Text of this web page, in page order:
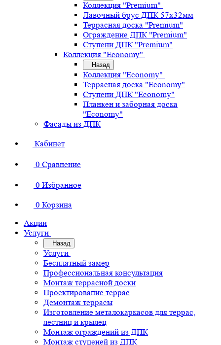
Коллекция "Premium"
Лавочный брус ДПК 57х32мм
Террасная доска "Premium"
Ограждение ДПК "Premium"
Ступени ДПК "Premium"
Коллекция "Economy"
Назад
Коллекция "Economy"
Террасная доска "Economy"
Ступени ДПК "Economy"
Планкен и заборная доска
"Economy"
Фасады из ДПК
Кабинет
0 Сравнение
0 Избранное
0 Корзина
Акции
Услуги
Назад
Услуги
Бесплатный замер
Профессиональная консультация
Монтаж террасной доски
Проектирование террас
Демонтаж террасы
Изготовление металокаркасов для террас,
лестниц и крылец
Монтаж ограждений из ДПК
Монтаж ступеней из ДПК